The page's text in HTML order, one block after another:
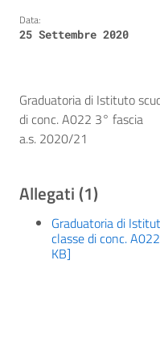
Data:
25 Settembre 2020
Graduatoria di Istituto
di conc. A022 3° fascia
a.s. 2020/21
Allegati (1)
Graduatoria di
classe di conc.
KB]